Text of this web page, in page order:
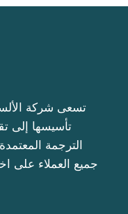
تسعى شركة
تأسيسها إلى
الترجمة
جميع العملاء على